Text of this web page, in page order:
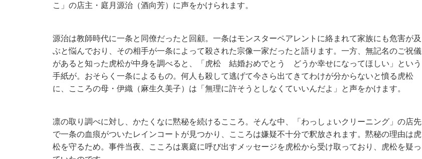
こ」の店主・庭月源治（酒向芳）に声をかけられます。
源治は教師時代に一条と同僚だったと回顧。一条はモンスターペアレントに絡まれて家族にも危害が及
ぶと悩んでおり、その相手が一条によって殺された宗像一家だったと語ります。一方、無記名のご祝儀
があると知った虎松が中身を調べると、「虎松 結婚おめでとう どうか幸せになってほしい」という
手紙が。おそらく一条によるもの。何人も殺して逃げて今さら出てきてわけが分からないと憤る虎松
に、こころの母・伊織（麻生久美子）は「無理に許そうとしなくていいんだよ」と声をかけます。
凛の取り調べに対し、かたくなに黙秘を続けるこころ。そんな中、「わっしょいクリーニング」の店先
で一条の血痕がついたレインコートが見つかり、こころは嫌疑不十分で釈放されます。黙秘の理由は虎
松を守るため。事件当夜、こころは裏庭に呼び出すメッセージを虎松から受け取っており、虎松を疑っ